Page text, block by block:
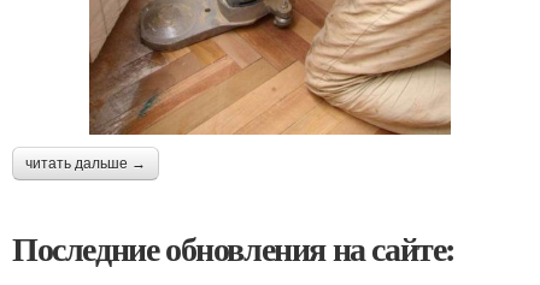
читать дальше →
Последние обновления на сайте: